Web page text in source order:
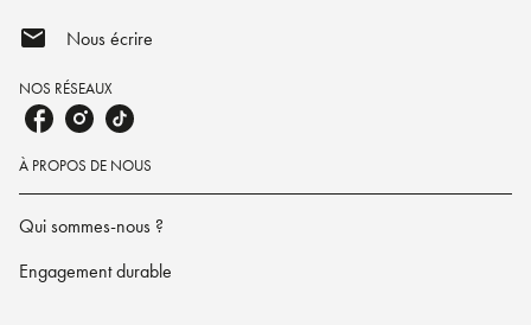
mail Nous écrire
NOS RÉSEAUX
À PROPOS DE NOUS
Qui sommes-nous ?
Engagement durable